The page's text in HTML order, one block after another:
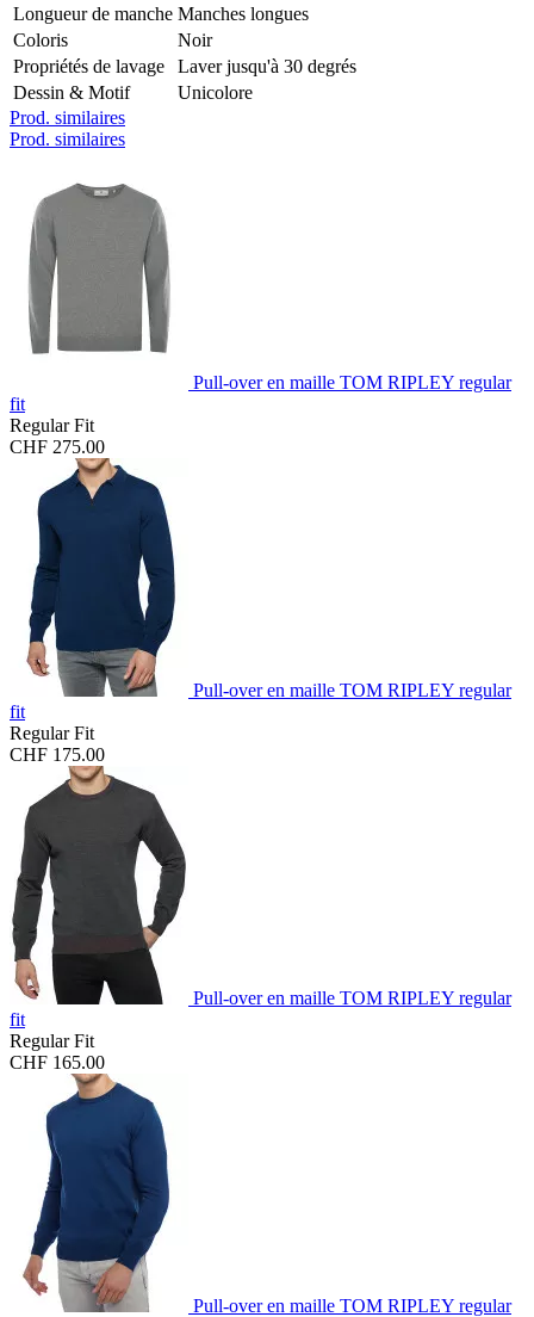
Longueur de manche Manches longues
Coloris
Noir
Propriétés de lavage
Laver jusqu'à 30 degrés
Dessin & Motif
Unicolore
Prod. similaires
Prod. similaires
Pull-over en maille TOM RIPLEY regular
fit
Regular Fit
CHF 275.00
Pull-over en maille TOM RIPLEY regular
fit
Regular Fit
CHF 175.00
Pull-over en maille TOM RIPLEY regular
fit
Regular Fit
CHF 165.00
Pull-over en maille TOM RIPLEY regular